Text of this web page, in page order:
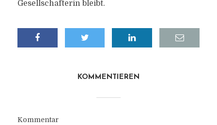
Gesellschafterin bleibt.
KOMMENTIEREN
Kommentar